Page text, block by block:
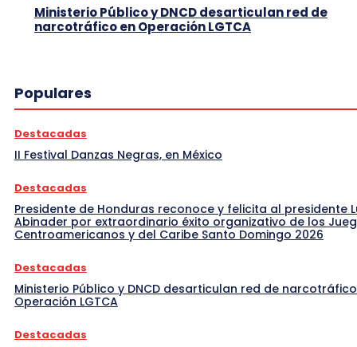
Ministerio Público y DNCD desarticulan red de
narcotráfico en Operación LGTCA
Populares
Destacadas
II Festival Danzas Negras, en México
Destacadas
Presidente de Honduras reconoce y felicita al presidente
Abinader por extraordinario éxito organizativo de los
Centroamericanos y del Caribe Santo Domingo 2026
Destacadas
Ministerio Público y DNCD desarticulan red de
Operación LGTCA
Destacadas